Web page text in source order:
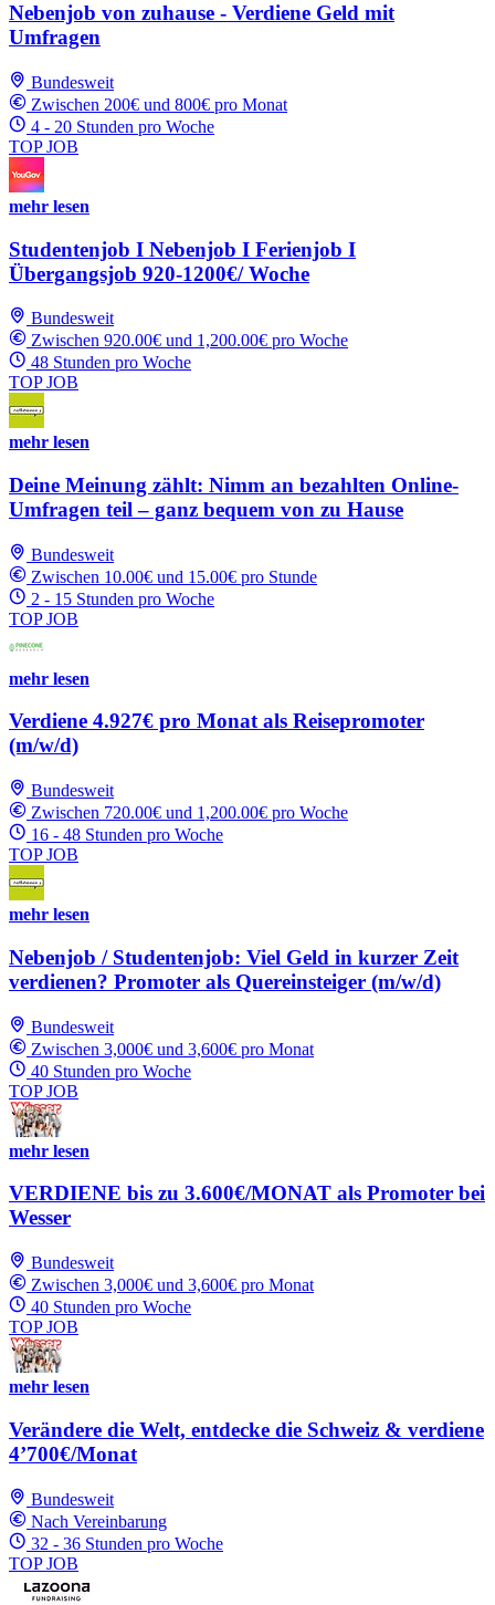
Nebenjob von zuhause - Verdiene Geld mit
Umfragen
Bundesweit
Zwischen 200€ und 800€ pro Monat
4 - 20 Stunden pro Woche
TOP JOB
mehr lesen
Studentenjob I Nebenjob I Ferienjob I
Übergangsjob 920-1200€/ Woche
Bundesweit
Zwischen 920.00€ und 1,200.00€ pro Woche
48 Stunden pro Woche
TOP JOB
mehr lesen
Deine Meinung zählt: Nimm an bezahlten Online-
Umfragen teil – ganz bequem von zu Hause
Bundesweit
Zwischen 10.00€ und 15.00€ pro Stunde
2 - 15 Stunden pro Woche
TOP JOB
mehr lesen
Verdiene 4.927€ pro Monat als Reisepromoter
(m/w/d)
Bundesweit
Zwischen 720.00€ und 1,200.00€ pro Woche
16 - 48 Stunden pro Woche
TOP JOB
mehr lesen
Nebenjob / Studentenjob: Viel Geld in kurzer Zeit
verdienen? Promoter als Quereinsteiger (m/w/d)
Bundesweit
Zwischen 3,000€ und 3,600€ pro Monat
40 Stunden pro Woche
TOP JOB
mehr lesen
VERDIENE bis zu 3.600€/MONAT als Promoter bei
Wesser
Bundesweit
Zwischen 3,000€ und 3,600€ pro Monat
40 Stunden pro Woche
TOP JOB
mehr lesen
Verändere die Welt, entdecke die Schweiz & verdiene
4’700€/Monat
Bundesweit
Nach Vereinbarung
32 - 36 Stunden pro Woche
TOP JOB